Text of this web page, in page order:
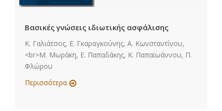
Βασικές γνώσεις ιδιωτικής ασφάλισης
Κ. Γαλιάτσος, Ε. Γκαραγκούνης, Α. Κωνσταντίνου,
<br>Μ. Μωράκη, Ε. Παπαδάκης, Κ. Παπαϊωάννου, Π.
Φλώρου
Περισσότερα